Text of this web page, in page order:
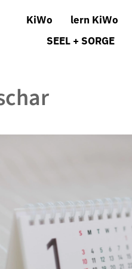
KiWo lern KiWo
SEEL + SORGE